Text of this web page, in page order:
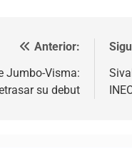
Anterior:
Jumbo-Visma:
su debut